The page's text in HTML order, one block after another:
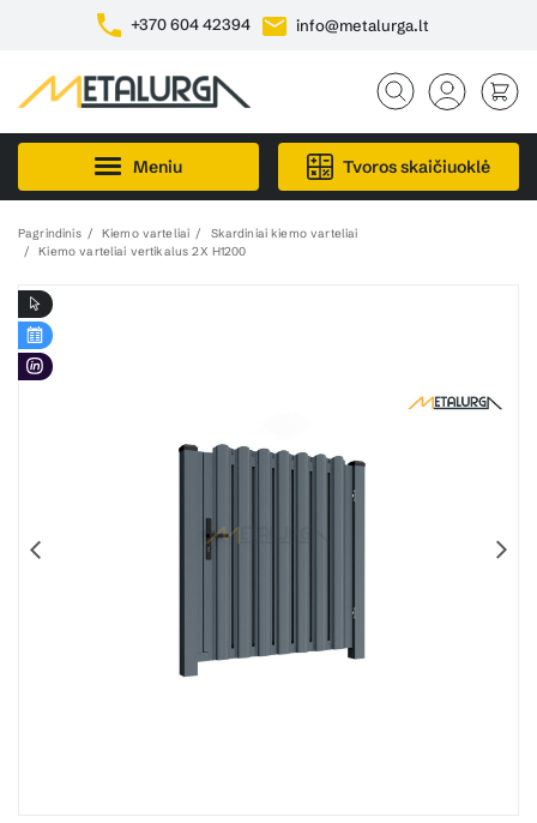
+370 604 42394 info@metalurga.lt
Meniu Tvoros skaičiuoklė
Pagrindinis Kiemo varteliai
Skardiniai kiemo varteliai
Kiemo varteliai vertikalus 2X H1200